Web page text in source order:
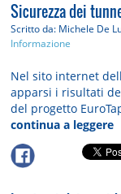
Sicurezza dei
Scritto da: Michele De
Informazione
Nel sito internet
apparsi i risultati
del progetto
continua a leggere